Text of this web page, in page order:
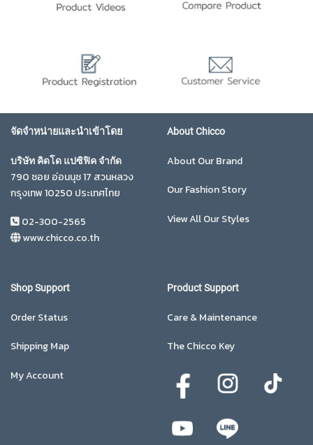
จัดจำหน่ายและนำเข้าโดย
บริษัท คิดโด แปซิฟิค จำกัด
790 ซอย อ่อนนุช 17 สวนหลวง
กรุงเทพ 10250 ประเทศไทย
02-300-2565
www.chicco.co.th
About Chicco
About Our Brand
Our Fashion Story
View All Our Styles
Shop Support
Order Status
Shipping Map
My Account
Product Support
Care & Maintenance
The Chicco Key